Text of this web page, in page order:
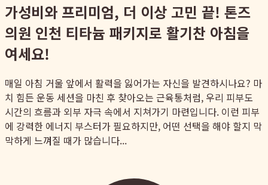
가성비와 프리미엄, 더 이상 고민 끝! 톤즈
의원 인천 티타늄 패키지로 활기찬 아침을
여세요!
매일 아침 거울 앞에서 활력을 잃어가는 자신을 발견하시나요? 마
치 힘든 운동 세션을 마친 후 찾아오는 근육통처럼, 우리 피부도
시간의 흐름과 외부 자극 속에서 지쳐가기 마련입니다. 이런 피부
에 강력한 에너지 부스터가 필요하지만, 어떤 선택을 해야 할지 막
막하게 느껴질 때가 많습니다...